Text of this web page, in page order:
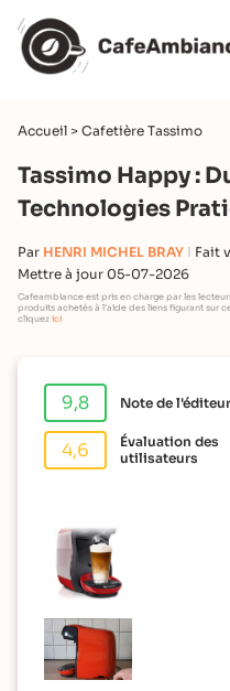
Accueil > Cafetière Tassimo
Tassimo Happy :
Technologies
Par HENRI MICHEL BRAY Fait
Mettre à jour 05-07-2026
Cafeambiance est pris en charge par les
produits achetés à l'aide des liens figurant sur
cliquez ici
9,8 Note de l'éditeur
4,6
Évaluation des
utilisateurs